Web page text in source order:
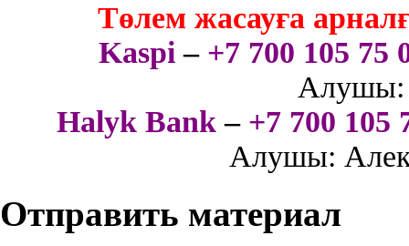
Төлем жасауға
Kaspi– +7 700 105 75
Алушы:
Halyk Bank – +7 700 105
Алушы:
Отправить материал